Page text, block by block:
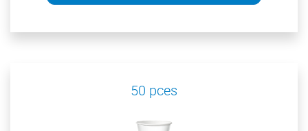
50 pces